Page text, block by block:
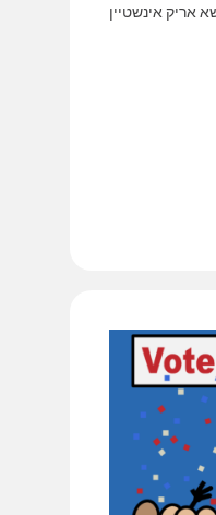
אריק אינשטיין